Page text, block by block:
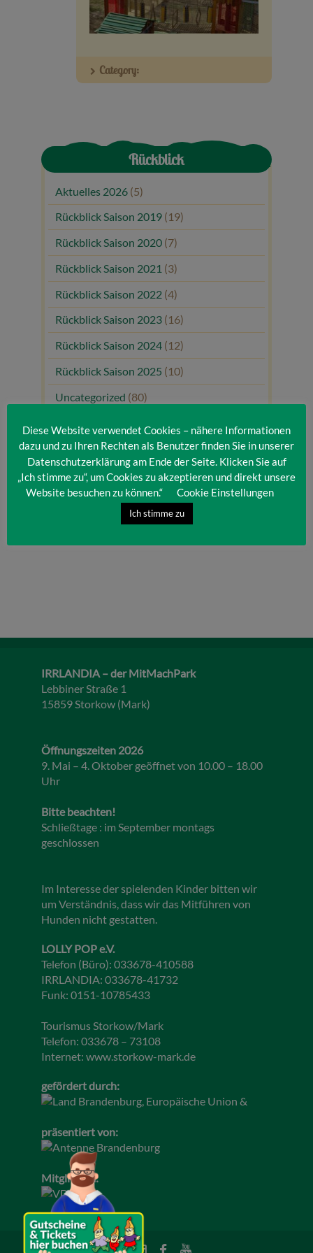
Veranstaltungen
Baumpaten
Category:
Rückblick
Aktuelles 2026 (5)
Rückblick Saison 2019 (19)
Rückblick Saison 2020 (7)
Rückblick Saison 2021 (3)
Rückblick Saison 2022 (4)
Rückblick Saison 2023 (16)
Rückblick Saison 2024 (12)
Rückblick Saison 2025 (10)
Uncategorized (80)
IRRLANDIA – der MitMachPark
Lebbiner Straße 1
15859 Storkow (Mark)
Öffnungszeiten 2026
9. Mai – 4. Oktober geöffnet von 10.00 – 18.00
Uhr
Bitte beachten!
Schließtage : im September montags
geschlossen
Im Interesse der spielenden Kinder bitten wir
um Verständnis, dass wir das Mitführen von
Hunden nicht gestatten.
LOLLY POP e.V.
Telefon (Büro): 033678-410588
IRRLANDIA: 033678-41732
Funk: 0151-10785433
Tourismus Storkow/Mark
Telefon: 033678 – 73108
Internet: www.storkow-mark.de
gefördert durch:
präsentiert von:
Mitglied im:
Diese Website verwendet Cookies – nähere Informationen
dazu und zu Ihren Rechten als Benutzer finden Sie in unserer
Datenschutzerklärung am Ende der Seite. Klicken Sie auf
„Ich stimme zu“, um Cookies zu akzeptieren und direkt unsere
Website besuchen zu können.“
Cookie Einstellungen
Ich stimme zu